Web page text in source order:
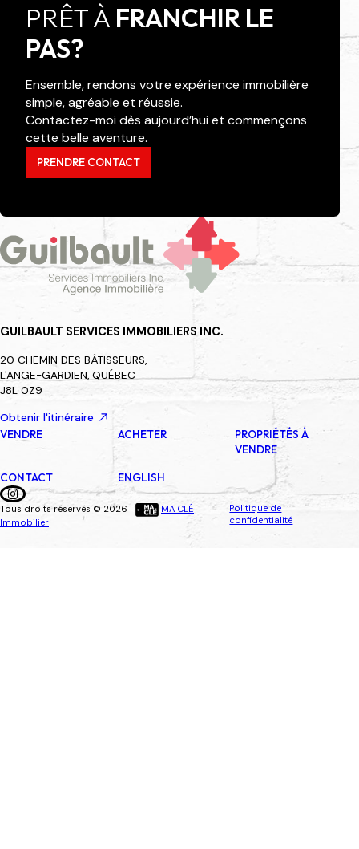
PRÊT À FRANCHIR LE
PAS?
Ensemble, rendons votre expérience immobilière
simple, agréable et réussie.
Contactez-moi dès aujourd’hui et commençons
cette belle aventure.
PRENDRE CONTACT
GUILBAULT SERVICES IMMOBILIERS INC.
20 CHEMIN DES BÂTISSEURS,
L'ANGE-GARDIEN, QUÉBEC
J8L 0Z9
Obtenir l'itinéraire
VENDRE ACHETER
PROPRIÉTÉS À
VENDRE
CONTACT
ENGLISH
Tous droits réservés © 2026 |
MA CLÉ
Immobilier
Politique de
confidentialité